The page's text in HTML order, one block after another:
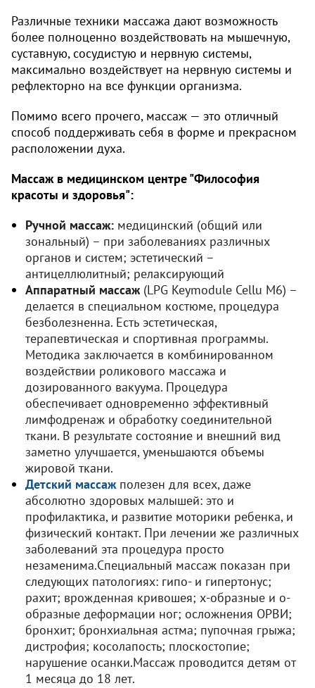
Различные техники массажа дают возможность
более полноценно воздействовать на мышечную,
суставную, сосудистую и нервную системы,
максимально воздействует на нервную системы и
рефлекторно на все функции организма.
Помимо всего прочего, массаж — это отличный
способ поддерживать себя в форме и прекрасном
расположении духа.
Массаж в медицинском центре "Философия
красоты и здоровья":
Ручной массаж: медицинский (общий или
зональный) – при заболеваниях различных
органов и систем; эстетический –
антицеллюлитный; релаксирующий
Аппаратный массаж (LPG Keymodule Cellu M6) –
делается в специальном костюме, процедура
безболезненна. Есть эстетическая,
терапевтическая и спортивная программы.
Методика заключается в комбинированном
воздействии роликового массажа и
дозированного вакуума. Процедура
обеспечивает одновременно эффективный
лимфодренаж и обработку соединительной
ткани. В результате состояние и внешний вид
заметно улучшается, уменьшаются объемы
жировой ткани.
Детский массажполезен для всех, даже
абсолютно здоровых малышей: это и
профилактика, и развитие моторики ребенка, и
физический контакт. При лечении же различных
заболеваний эта процедура просто
незаменима.Специальный массаж показан при
следующих патологиях: гипо- и гипертонус;
рахит; врожденная кривошея; х-образные и о-
образные деформации ног; осложнения ОРВИ;
бронхит; бронхиальная астма; пупочная грыжа;
дистрофия; косолапость; плоскостопие;
нарушение осанки.Массаж проводится детям от
1 месяца до 18 лет.